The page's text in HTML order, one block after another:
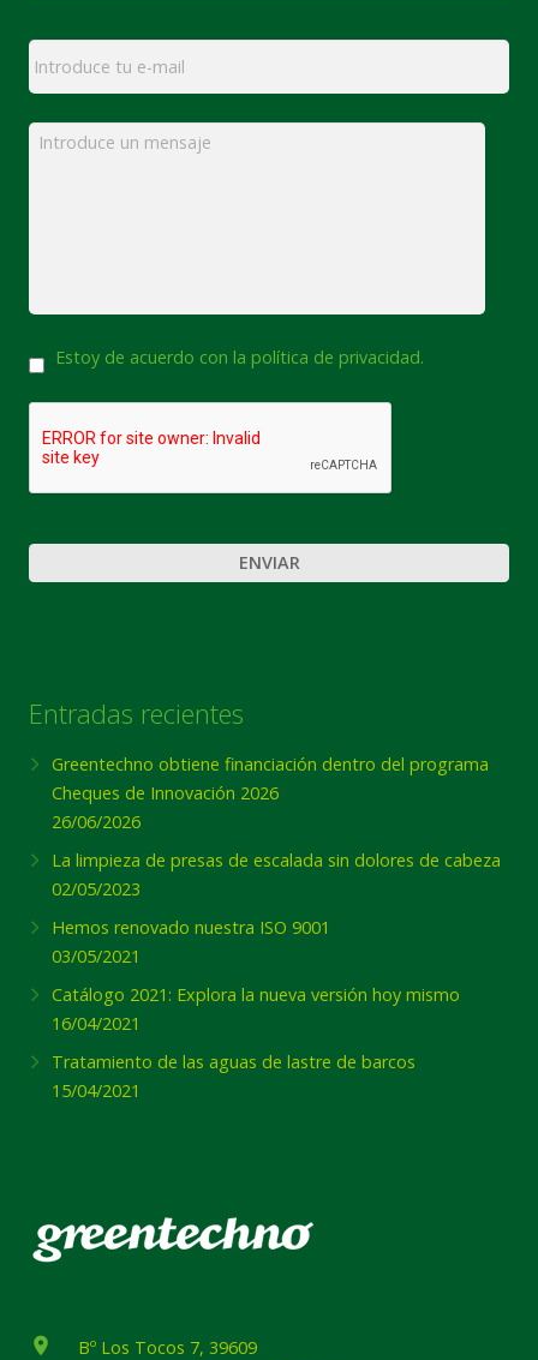
Email *
Mensaje
Consentimiento
Estoy de acuerdo con la política de privacidad.
CAPTCHA
Entradas recientes
Greentechno obtiene financiación dentro del programa
Cheques de Innovación 2026
26/06/2026
La limpieza de presas de escalada sin dolores de cabeza
02/05/2023
Hemos renovado nuestra ISO 9001
03/05/2021
Catálogo 2021: Explora la nueva versión hoy mismo
16/04/2021
Tratamiento de las aguas de lastre de barcos
15/04/2021
place
Bº Los Tocos 7, 39609